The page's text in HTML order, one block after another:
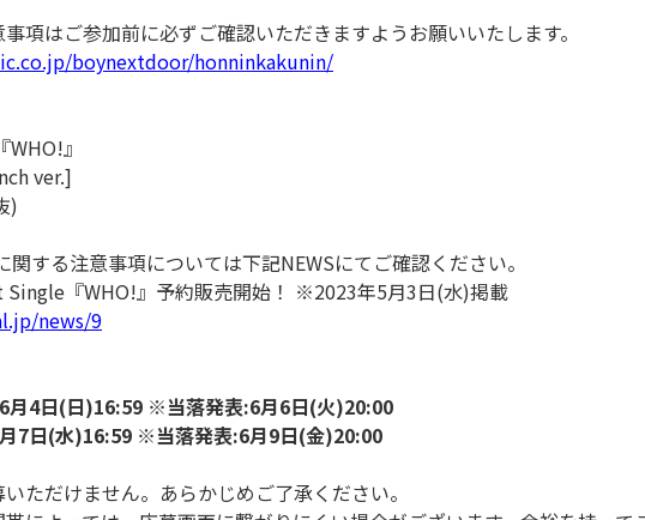
項はご参加前に必ずご確認いただきますようお願いいたします。
boynextdoor/honninkakunin/
』
ver.]
)
する注意事項については下記NEWSにてご確認ください。
Single『WHO!』予約販売開始！ ※2023年5月3日(水)掲載
news/9
月4日(日)16:59 ※当落発表:6月6日(火)20:00
7日(水)16:59 ※当落発表:6月9日(金)20:00
ただけません。あらかじめご了承ください。